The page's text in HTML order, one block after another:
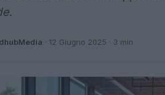
· 12 Giugno 2025 · 3 min